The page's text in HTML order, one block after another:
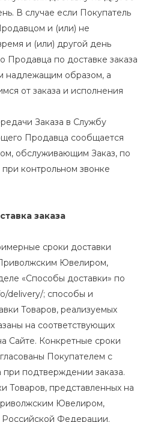
В случае если Покупатель
и (или) не
и (или) другой день
Продавца по доставке заказа
надлежащим образом, а
от заказа и исполнения
Заказа в Службу
Продавца сообщается
обслуживающим Заказ, по
контрольном звонке
заказа
сроки доставки
Ювелиром,
«Способы доставки» по
delivery/; способы и
Товаров, реализуемых
на соответствующих
Сайте. Конкретные сроки
Покупателем с
при подтверждении заказа.
Товаров, представленных на
Ювелиром,
Федерации.